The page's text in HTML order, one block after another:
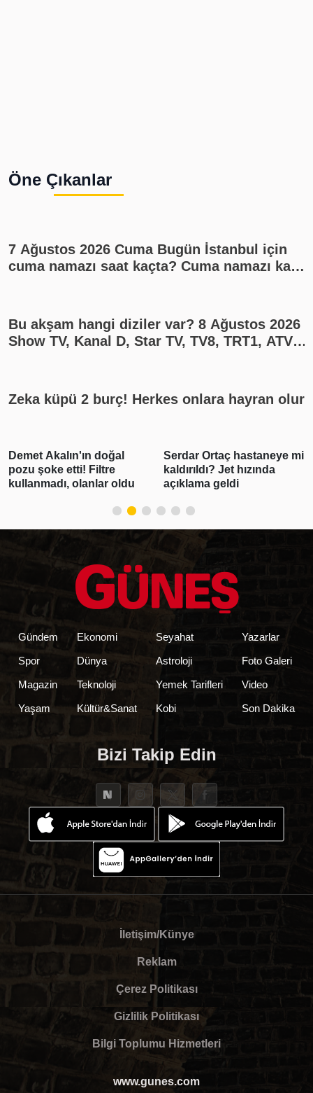
Öne Çıkanlar
7 Ağustos 2026 Cuma Bugün İstanbul için
cuma namazı saat kaçta? Cuma namazı kaç
Bu akşam hangi diziler var? 8 Ağustos 2026
Show TV, Kanal D, Star TV, TV8, TRT1, ATV
Zeka küpü 2 burç! Herkes onlara hayran olur
Demet Akalın'ın doğal
pozu şoke etti! Filtre
kullanmadı, olanlar oldu
Serdar Ortaç hastaneye mi
kaldırıldı? Jet hızında
açıklama geldi
Gündem
Spor
Magazin
Yaşam
Ekonomi
Dünya
Teknoloji
Kültür&Sanat
Seyahat
Astroloji
Yemek Tarifleri
Kobi
Yazarlar
Foto Galeri
Video
Son Dakika
Bizi Takip Edin
İletişim/Künye
Reklam
Çerez Politikası
Gizlilik Politikası
Bilgi Toplumu Hizmetleri
www.gunes.com